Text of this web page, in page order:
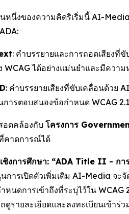
หนึ่งของความคิดริเริ่มนี้ AI-Media
: คำบรรยายและการถอดเสียง
WCAG ได้อย่างแม่นยำและมีความ
: คำบรรยายเสียงที่ขับเคลื่อนด้วย
ารตอบสนองข้อกำหนด WCAG
ดคล้องกับ โครงการ
คาดการณ์ได้
ชิงการศึกษา: “ADA Title II - ก
การเปิดตัวเพิ่มเติม AI-Media จะ
หนดการเข้าถึงที่ระบุไว้ใน
ดูรายละเอียดและลงทะเบียนเข้าร่